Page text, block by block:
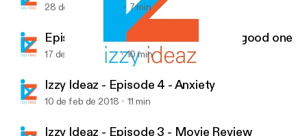
Izzy Ideaz
28 de feb de 2018 7 min
Episode 5 - Whatever you are, be a good one
17 de feb de 2018 10 min
Izzy Ideaz - Episode 4 - Anxiety
10 de feb de 2018 11 min
Izzy Ideaz - Episode 3 - Movie Review